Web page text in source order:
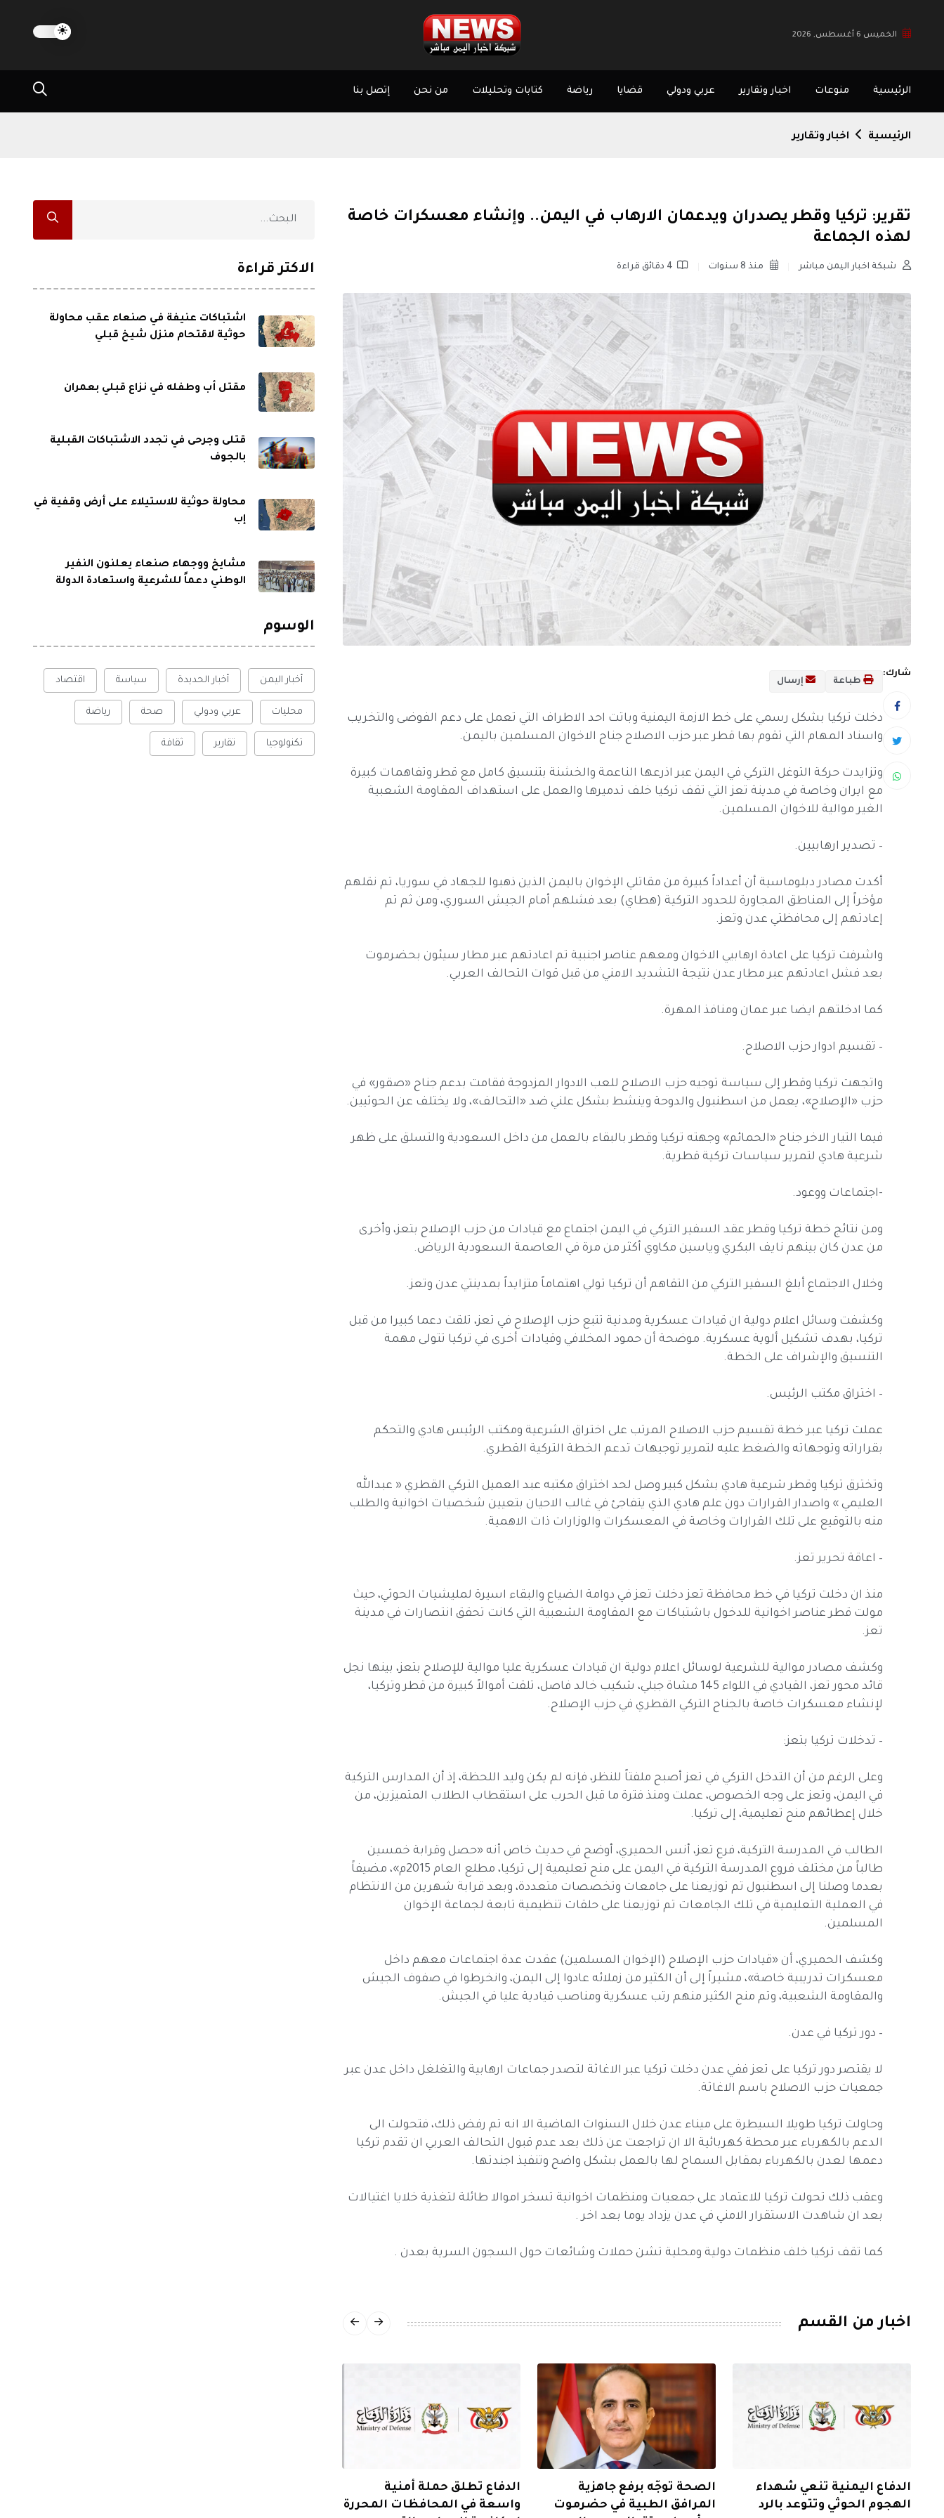
الخميس 6 أغسطس, 2026
الرئيسية منوعات اخبار وتقارير عربي ودولي قضايا رياضة كتابات وتحليلات من نحن إتصل بنا
الرئيسية اخبار وتقارير
تقرير: تركيا وقطر يصدران ويدعمان الارهاب في اليمن.. وإنشاء معسكرات خاصة
لهذه الجماعة
شبكة اخبار اليمن مباشر منذ 8 سنوات 4 دقائق قراءة
شارك:
طباعة إرسال
دخلت تركيا بشكل رسمي على خط الازمة اليمنية وباتت احد الاطراف التي تعمل على دعم الفوضى والتخريب
واسناد المهام التي تقوم بها قطر عبر حزب الاصلاح جناح الاخوان المسلمين باليمن.
وتزايدت حركة التوغل التركي في اليمن عبر اذرعها الناعمة والخشنة بتنسيق كامل مع قطر وتفاهمات كبيرة
مع ايران وخاصة في مدينة تعز التي تقف تركيا خلف تدميرها والعمل على استهداف المقاومة الشعبية
الغير موالية للاخوان المسلمين.
– تصدير ارهابيين.
أكدت مصادر دبلوماسية أن أعداداً كبيرة من مقاتلي الإخوان باليمن الذين ذهبوا للجهاد في سوريا، تم نقلهم
مؤخراً إلى المناطق المجاورة للحدود التركية (هطاي) بعد فشلهم أمام الجيش السوري، ومن ثم تم
إعادتهم إلى محافظتي عدن وتعز.
واشرفت تركيا على اعادة ارهابيي الاخوان ومعهم عناصر اجنبية تم اعادتهم عبر مطار سيئون بحضرموت
بعد فشل اعادتهم عبر مطار عدن نتيجة التشديد الامني من قبل قوات التحالف العربي.
كما ادخلتهم ايضا عبر عمان ومنافذ المهرة.
– تقسيم ادوار حزب الاصلاح.
واتجهت تركيا وقطر إلى سياسة توجيه حزب الاصلاح للعب الادوار المزدوجة فقامت بدعم جناح «صقور» في
حزب «الإصلاح»، يعمل من اسطنبول والدوحة وينشط بشكل علني ضد «التحالف»، ولا يختلف عن الحوثيين.
فيما التيار الاخر جناح «الحمائم» وجهته تركيا وقطر بالبقاء بالعمل من داخل السعودية والتسلق على ظهر
شرعية هادي لتمرير سياسات تركية قطرية.
-اجتماعات ووعود.
ومن نتائج خطة تركيا وقطر عقد السفير التركي في اليمن اجتماع مع قيادات من حزب الإصلاح بتعز، وأخرى
من عدن كان بينهم نايف البكري وياسين مكاوي أكثر من مرة في العاصمة السعودية الرياض.
وخلال الاجتماع أبلغ السفير التركي من التقاهم أن تركيا تولي اهتماماً متزايداً بمدينتي عدن وتعز.
وكشفت وسائل اعلام دولية ان قيادات عسكرية ومدنية تتبع حزب الإصلاح في تعز، تلقت دعما كبيرا من قبل
تركيا، بهدف تشكيل ألوية عسكرية. موضحة أن حمود المخلافي وقيادات أخرى في تركيا تتولى مهمة
التنسيق والإشراف على الخطة.
– اختراق مكتب الرئيس.
عملت تركيا عبر خطة تقسيم حزب الاصلاح المرتب على اختراق الشرعية ومكتب الرئيس هادي والتحكم
بقراراته وتوجهاته والضغط عليه لتمرير توجيهات تدعم الخطة التركية القطري.
وتخترق تركيا وقطر شرعية هادي بشكل كبير وصل لحد اختراق مكتبه عبد العميل التركي القطري « عبدالله
العليمي » واصدار القرارات دون علم هادي الذي يتفاجئ في غالب الاحيان بتعيين شخصيات اخوانية والطلب
منه بالتوقيع على تلك القرارات وخاصة في المعسكرات والوزارات ذات الاهمية.
– اعاقة تحرير تعز.
منذ ان دخلت تركيا في خط محافظة تعز دخلت تعز في دوامة الضياع والبقاء اسيرة لمليشيات الحوثي، حيث
مولت قطر عناصر اخوانية للدخول باشتباكات مع المقاومة الشعبية التي كانت تحقق انتصارات في مدينة
تعز.
وكشف مصادر موالية للشرعية لوسائل اعلام دولية ان قيادات عسكرية عليا موالية للإصلاح بتعز، بينها نجل
قائد محور تعز، القيادي في اللواء 145 مشاة جبلي، شكيب خالد فاصل، تلقت أموالاً كبيرة من قطر وتركيا،
لإنشاء معسكرات خاصة بالجناح التركي القطري في حزب الإصلاح.
– تدخلات تركيا بتعز:
وعلى الرغم من أن التدخل التركي في تعز أصبح ملفتاً للنظر، فإنه لم يكن وليد اللحظة، إذ أن المدارس التركية
في اليمن، وتعز على وجه الخصوص، عملت ومنذ فترة ما قبل الحرب على استقطاب الطلاب المتميزين، من
خلال إعطائهم منح تعليمية، إلى تركيا.
الطالب في المدرسة التركية، فرع تعز، أنس الحميري، أوضح في حديث خاص أنه «حصل وقرابة خمسين
طالباً من مختلف فروع المدرسة التركية في اليمن على منح تعليمية إلى تركيا، مطلع العام 2015م»، مضيفاً
بعدما وصلنا إلى اسطنبول تم توزيعنا على جامعات وتخصصات متعددة، وبعد قرابة شهرين من الانتظام
في العملية التعليمية في تلك الجامعات تم توزيعنا على حلقات تنظيمية تابعة لجماعة الإخوان
المسلمين.
وكشف الحميري، أن «قيادات حزب الإصلاح (الإخوان المسلمين) عقدت عدة اجتماعات معهم داخل
معسكرات تدريبية خاصة»، مشيراً إلى أن الكثير من زملائه عادوا إلى اليمن، وانخرطوا في صفوف الجيش
والمقاومة الشعبية، وتم منح الكثير منهم رتب عسكرية ومناصب قيادية عليا في الجيش.
– دور تركيا في عدن.
لا يقتصر دور تركيا على تعز ففي عدن دخلت تركيا عبر الاغاثة لتصدر جماعات ارهابية والتغلغل داخل عدن عبر
جمعيات حزب الاصلاح باسم الاغاثة.
وحاولت تركيا طويلا السيطرة على ميناء عدن خلال السنوات الماضية الا انه تم رفض ذلك، فتحولت الى
الدعم بالكهرباء عبر محطة كهربائية الا ان تراجعت عن ذلك بعد عدم قبول التحالف العربي ان تقدم تركيا
دعمها لعدن بالكهرباء بمقابل السماح لها بالعمل بشكل واضح وتنفيذ اجندتها.
وعقب ذلك تحولت تركيا للاعتماد على جمعيات ومنظمات اخوانية تسخر اموالا طائلة لتغذية خلايا اغتيالات
بعد ان شاهدت الاستقرار الامني في عدن يزداد يوما بعد اخر .
كما تقف تركيا خلف منظمات دولية ومحلية تشن حملات وشائعات حول السجون السرية بعدن .
اخبار من القسم
الدفاع اليمنية تنعي شهداء
الهجوم الحوثي وتتوعد بالرد
الصحة توجّه برفع جاهزية
المرافق الطبية في حضرموت
الدفاع تطلق حملة أمنية
واسعة في المحافظات المحررة
الاكثر قراءة
اشتباكات عنيفة في صنعاء عقب محاولة
حوثية لاقتحام منزل شيخ قبلي
مقتل أب وطفله في نزاع قبلي بعمران
قتلى وجرحى في تجدد الاشتباكات القبلية
بالجوف
محاولة حوثية للاستيلاء على أرض وقفية في
إب
مشايخ ووجهاء صنعاء يعلنون النفير
الوطني دعماً للشرعية واستعادة الدولة
الوسوم
أخبار اليمن أخبار الحديدة سياسة اقتصاد
محليات عربي ودولي صحة رياضة
تكنولوجيا تقارير ثقافة